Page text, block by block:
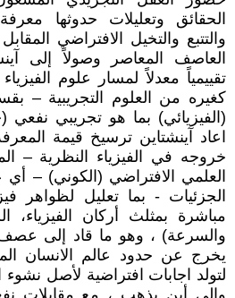
الحقائق وتعليلات حدوثها
والتتبع والتخيل الافتراضي
العاصف المعاصر وصولاً إلى
تقييمياً معدلاً لمسار علوم
كغيره من العلوم التجريبية –
(الفيزيائي) بما هو تجريبي
اعاد آينشتاين ترسيخ قيمة
خروجه في الفيزياء النظرية –
العلمي الافتراضي (الكوني) – أي
الجزئيات - بما تعليل لظواهر
مباشرة بمثلث أركان الفيزياء،
والسرعة) ، وهو ما قاد إلى
يخرج عن حدود عالم الانسان
لتولد اجابات افتراضية لأصل